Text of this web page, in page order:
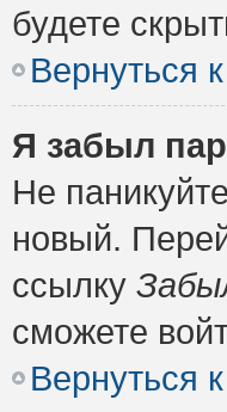
будете
Вернуться
Я забыл
Не
новый.
ссылку
сможете
Вернуться